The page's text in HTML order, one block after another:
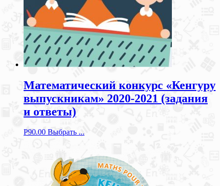
Математический конкурс «Кенгуру
выпускникам» 2020-2021 (задания
и ответы)
Р90.00 Выбрать ...